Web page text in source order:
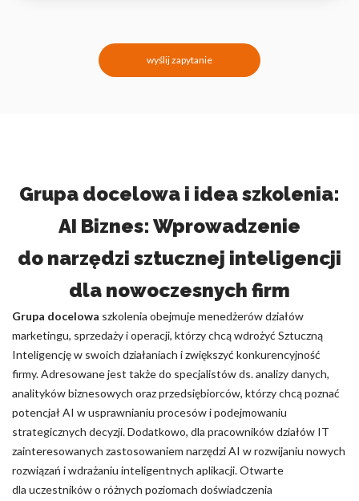
wyślij zapytanie
Grupa docelowa i idea szkolenia:
AI Biznes: Wprowadzenie
do narzędzi sztucznej inteligencji
dla nowoczesnych firm
Grupa docelowa szkolenia obejmuje menedżerów działów
marketingu, sprzedaży i operacji, którzy chcą wdrożyć Sztuczną
Inteligencję w swoich działaniach i zwiększyć konkurencyjność
firmy. Adresowane jest także do specjalistów ds. analizy danych,
analityków biznesowych oraz przedsiębiorców, którzy chcą poznać
potencjał AI w usprawnianiu procesów i podejmowaniu
strategicznych decyzji. Dodatkowo, dla pracowników działów IT
zainteresowanych zastosowaniem narzędzi AI w rozwijaniu nowych
rozwiązań i wdrażaniu inteligentnych aplikacji. Otwarte
dla uczestników o różnych poziomach doświadczenia